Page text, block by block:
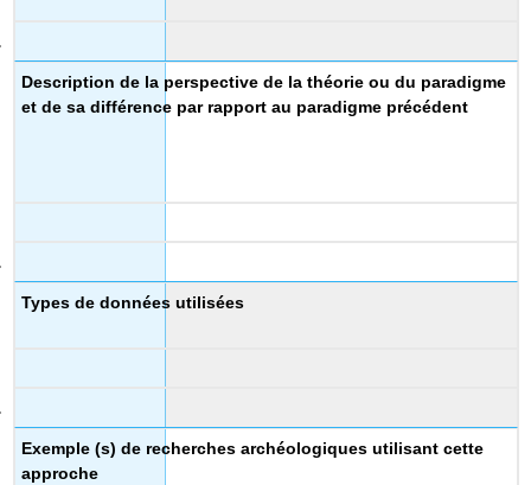
Description de la perspective de la théorie ou du paradigme
et de sa différence par rapport au paradigme précédent
Types de données utilisées
Exemple (s) de recherches archéologiques utilisant cette
approche